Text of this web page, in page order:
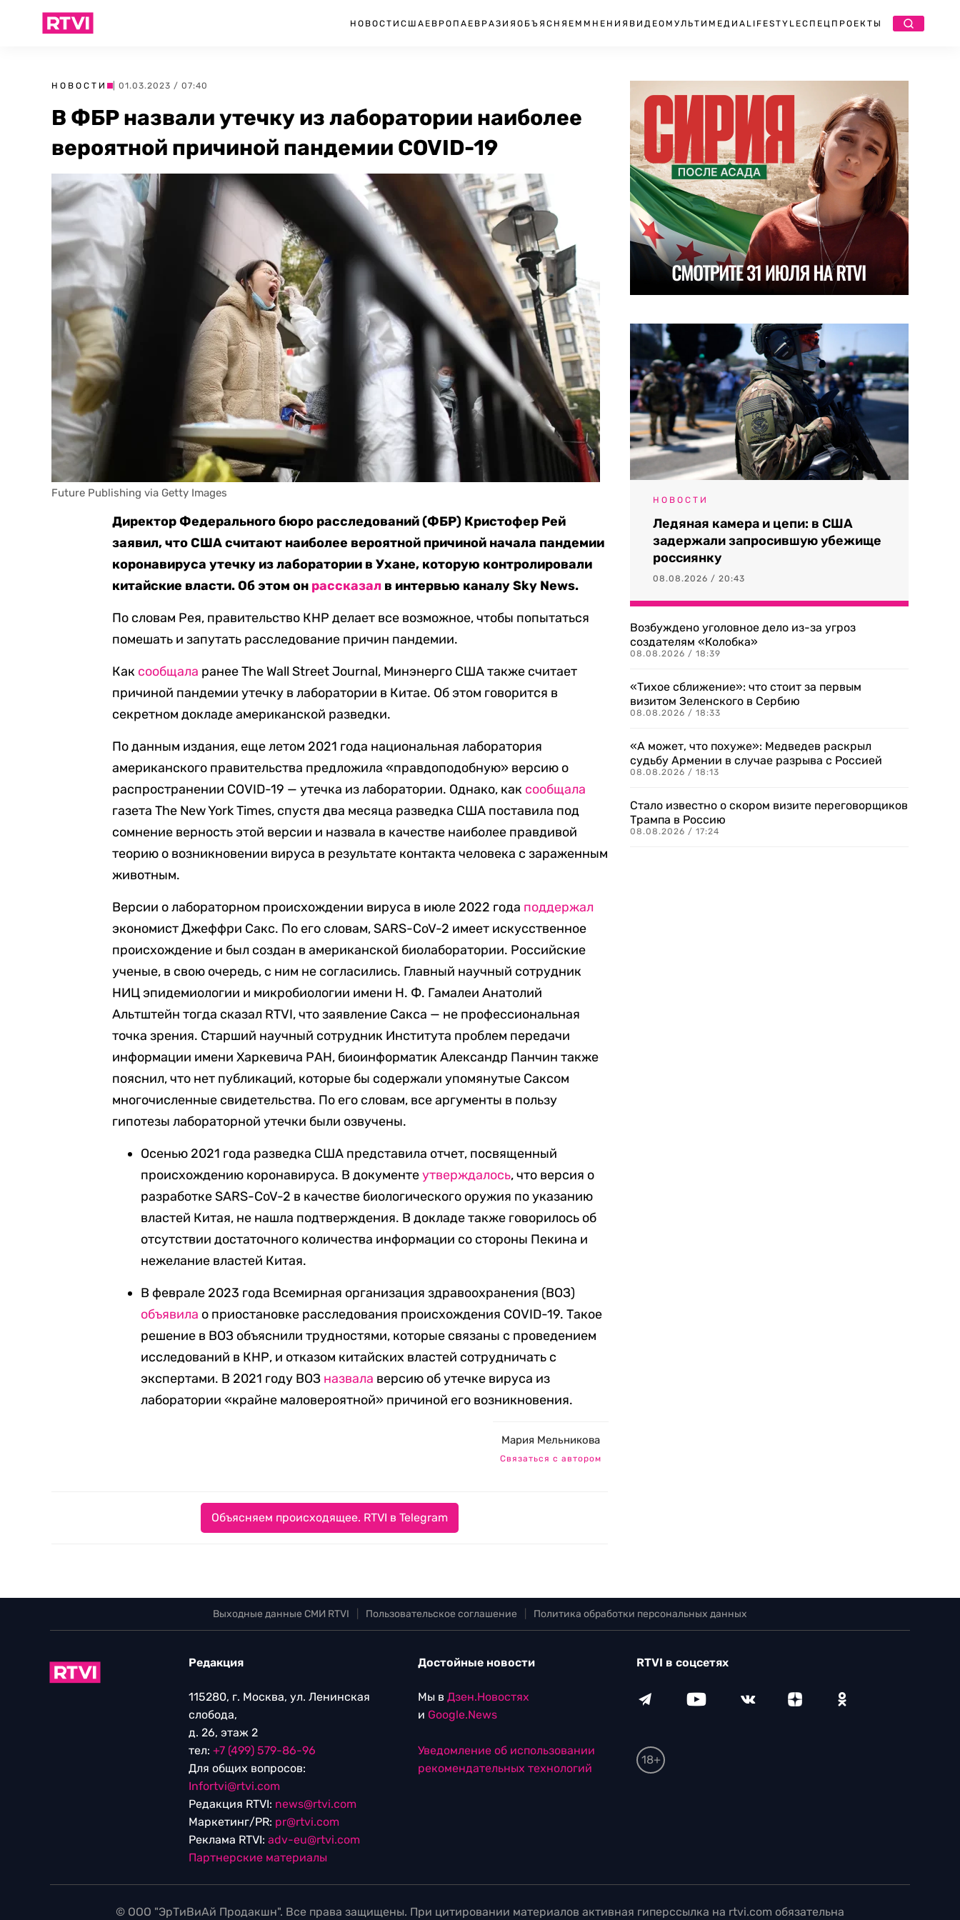
НОВОСТИ США ЕВРОПА ЕВРАЗИЯ ОБЪЯСНЯЕМ МНЕНИЯ ВИДЕО МУЛЬТИМЕДИА LIFESTYLEСПЕЦПРОЕКТЫ
НОВОСТИ | 01.03.2023 / 07:40
В ФБР назвали утечку из лаборатории наиболее
вероятной причиной пандемии COVID-19
Future Publishing via Getty Images
Директор Федерального бюро расследований (ФБР) Кристофер Рей
заявил, что США считают наиболее вероятной причиной начала пандемии
коронавируса утечку из лаборатории в Ухане, которую контролировали
китайские власти. Об этом он рассказал в интервью каналу Sky News.
По словам Рея, правительство КНР делает все возможное, чтобы попытаться
помешать и запутать расследование причин пандемии.
Как сообщала ранее The Wall Street Journal, Минэнерго США также считает
причиной пандемии утечку в лаборатории в Китае. Об этом говорится в
секретном докладе американской разведки.
По данным издания, еще летом 2021 года национальная лаборатория
американского правительства предложила «правдоподобную» версию о
распространении COVID-19 — утечка из лаборатории. Однако, как сообщала
газета The New York Times, спустя два месяца разведка США поставила под
сомнение верность этой версии и назвала в качестве наиболее правдивой
теорию о возникновении вируса в результате контакта человека с зараженным
животным.
Версии о лабораторном происхождении вируса в июле 2022 года поддержал
экономист Джеффри Сакс. По его словам, SARS-CoV-2 имеет искусственное
происхождение и был создан в американской биолаборатории. Российские
ученые, в свою очередь, с ним не согласились. Главный научный сотрудник
НИЦ эпидемиологии и микробиологии имени Н. Ф. Гамалеи Анатолий
Альтштейн тогда сказал RTVI, что заявление Сакса — не профессиональная
точка зрения. Старший научный сотрудник Института проблем передачи
информации имени Харкевича РАН, биоинформатик Александр Панчин также
пояснил, что нет публикаций, которые бы содержали упомянутые Саксом
многочисленные свидетельства. По его словам, все аргументы в пользу
гипотезы лабораторной утечки были озвучены.
Осенью 2021 года разведка США представила отчет, посвященный
происхождению коронавируса. В документеутверждалось, что версия о
разработке SARS-CoV-2 в качестве биологического оружия по указанию
властей Китая, не нашла подтверждения. В докладе также говорилось об
отсутствии достаточного количества информации со стороны Пекина и
нежелание властей Китая.
В феврале 2023 года Всемирная организация здравоохранения (ВОЗ)
объявила о приостановке расследования происхождения COVID-19. Такое
решение в ВОЗ объяснили трудностями, которые связаны с проведением
исследований в КНР, и отказом китайских властей сотрудничать с
экспертами. В 2021 году ВОЗ назвала версию об утечке вируса из
лаборатории «крайне маловероятной» причиной его возникновения.
Мария Мельникова
Связаться с автором
Объясняем происходящее. RTVI в Telegram
НОВОСТИ
Ледяная камера и цепи: в США
задержали запросившую убежище
россиянку
08.08.2026 / 20:43
Возбуждено уголовное дело из-за угроз
создателям «Колобка»
08.08.2026 / 18:39
«Тихое сближение»: что стоит за первым
визитом Зеленского в Сербию
08.08.2026 / 18:33
«А может, что похуже»: Медведев раскрыл
судьбу Армении в случае разрыва с Россией
08.08.2026 / 18:13
Стало известно о скором визите переговорщиков
Трампа в Россию
08.08.2026 / 17:24
Выходные данные СМИ RTVI Пользовательское соглашение Политика обработки персональных данных
Редакция
115280, г. Москва, ул. Ленинская
слобода,
д. 26, этаж 2
тел: +7 (499) 579-86-96
Для общих вопросов:
Infortvi@rtvi.com
Редакция RTVI: news@rtvi.com
Маркетинг/PR: pr@rtvi.com
Реклама RTVI: adv-eu@rtvi.com
Партнерские материалы
Достойные новости
Мы в Дзен.Новостях
и Google.News
Уведомление об использовании
рекомендательных технологий
RTVI в соцсетях
18+
© ООО "ЭрТиВиАй Продакшн". Все права защищены. При цитировании материалов активная гиперссылка на rtvi.com обязательна